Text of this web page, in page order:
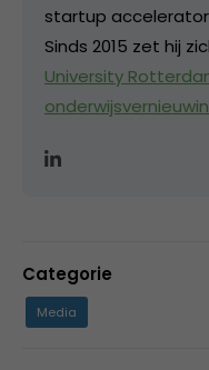
startup
Sinds 2015 zet hij
University
Categorie
Media